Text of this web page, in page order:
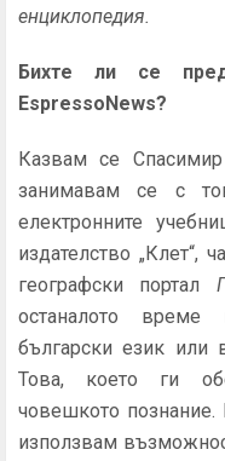
енциклопедия.
Бихте ли се
EspressoNews?
Казвам се
занимавам се с
електронните
издателство „Клет“,
географски портал
останалото
български език или
Това, което ги
човешкото познание.
използвам